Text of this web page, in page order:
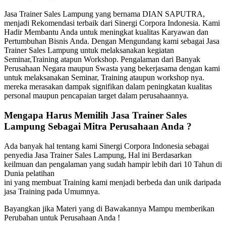
Jasa Trainer Sales Lampung yang bernama DIAN SAPUTRA,
menjadi Rekomendasi terbaik dari Sinergi Corpora Indonesia. Kami
Hadir Membantu Anda untuk meningkat kualitas Karyawan dan
Pertumbuhan Bisnis Anda. Dengan Mengundang kami sebagai Jasa
Trainer Sales Lampung untuk melaksanakan kegiatan
Seminar,Training atapun Workshop. Pengalaman dari Banyak
Perusahaan Negara maupun Swasta yang bekerjasama dengan kami
untuk melaksanakan Seminar, Training ataupun workshop nya.
mereka merasakan dampak signifikan dalam peningkatan kualitas
personal maupun pencapaian target dalam perusahaannya.
Mengapa Harus Memilih Jasa Trainer Sales
Lampung Sebagai Mitra Perusahaan Anda ?
Ada banyak hal tentang kami Sinergi Corpora Indonesia sebagai
penyedia Jasa Trainer Sales Lampung, Hal ini Berdasarkan
keilmuan dan pengalaman yang sudah hampir lebih dari 10 Tahun di
Dunia pelatihan
ini yang membuat Training kami menjadi berbeda dan unik daripada
jasa Training pada Umumnya.
Bayangkan jika Materi yang di Bawakannya Mampu memberikan
Perubahan untuk Perusahaan Anda !